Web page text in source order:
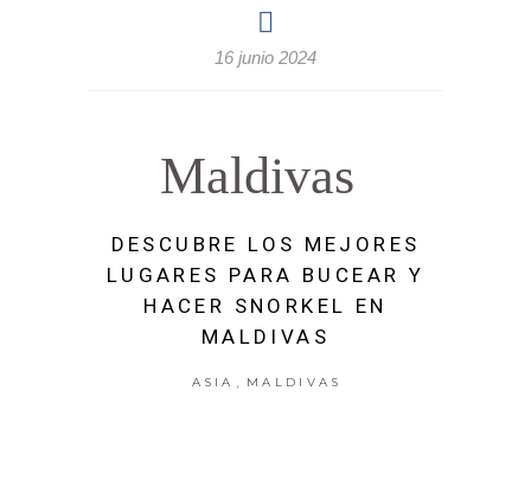
16 junio 2024
Maldivas
DESCUBRE LOS MEJORES
LUGARES PARA BUCEAR Y
HACER SNORKEL EN
MALDIVAS
ASIA MALDIVAS